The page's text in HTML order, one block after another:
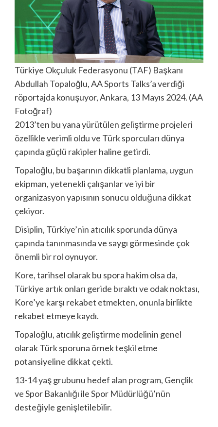
Türkiye Okçuluk Federasyonu (TAF) Başkanı
Abdullah Topaloğlu, AA Sports Talks’a verdiği
röportajda konuşuyor, Ankara, 13 Mayıs 2024. (AA
Fotoğraf)
2013’ten bu yana yürütülen geliştirme projeleri
özellikle verimli oldu ve Türk sporcuları dünya
çapında güçlü rakipler haline getirdi.
Topaloğlu, bu başarının dikkatli planlama, uygun
ekipman, yetenekli çalışanlar ve iyi bir
organizasyon yapısının sonucu olduğuna dikkat
çekiyor.
Disiplin, Türkiye’nin atıcılık sporunda dünya
çapında tanınmasında ve saygı görmesinde çok
önemli bir rol oynuyor.
Kore, tarihsel olarak bu spora hakim olsa da,
Türkiye artık onları geride bıraktı ve odak noktası,
Kore’ye karşı rekabet etmekten, onunla birlikte
rekabet etmeye kaydı.
Topaloğlu, atıcılık geliştirme modelinin genel
olarak Türk sporuna örnek teşkil etme
potansiyeline dikkat çekti.
13-14 yaş grubunu hedef alan program, Gençlik
ve Spor Bakanlığı ile Spor Müdürlüğü’nün
desteğiyle genişletilebilir.